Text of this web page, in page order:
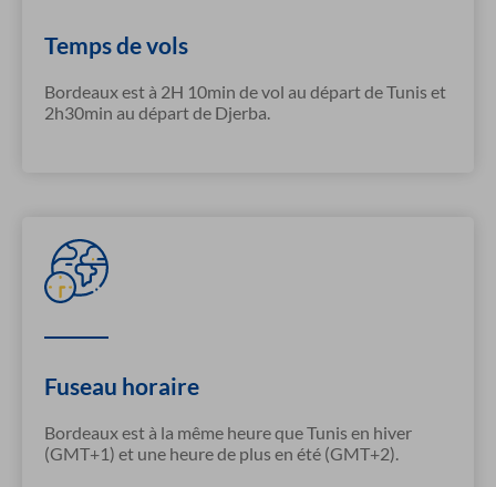
Temps de vols
Bordeaux est à 2H 10min de vol au départ de Tunis et
2h30min au départ de Djerba.
Fuseau horaire
Bordeaux est à la même heure que Tunis en hiver
(GMT+1) et une heure de plus en été (GMT+2).